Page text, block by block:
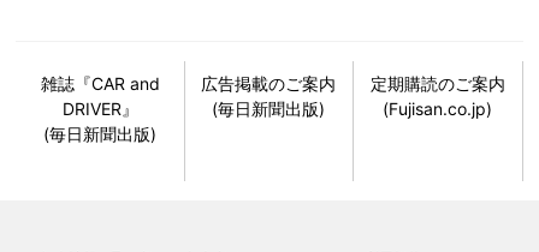
雑誌『CAR and
DRIVER』
(毎日新聞出版)
広告掲載のご案内
(毎日新聞出版)
定期購読のご案内
(Fujisan.co.jp)